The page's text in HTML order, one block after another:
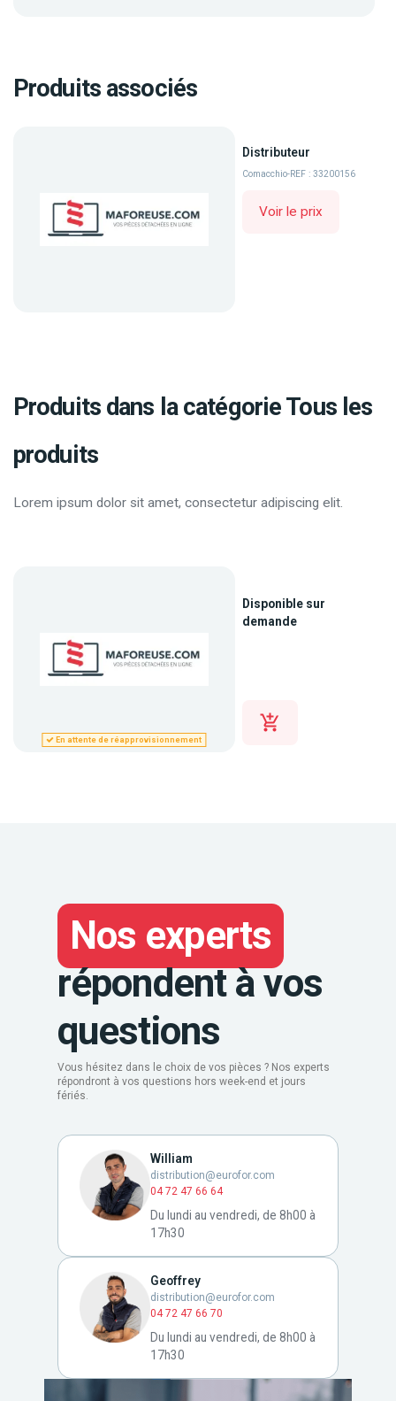
Produits associés
Distributeur
Comacchio-REF : 33200156
Voir le prix
Produits dans la catégorie Tous les
produits
Lorem ipsum dolor sit amet, consectetur adipiscing elit.
En attente de réapprovisionnement
Disponible sur
demande
Nos experts
répondent à vos
questions
Vous hésitez dans le choix de vos pièces ? Nos experts
répondront à vos questions hors week-end et jours
fériés.
William
distribution@eurofor.com
04 72 47 66 64
Du lundi au vendredi, de 8h00 à
17h30
Geoffrey
distribution@eurofor.com
04 72 47 66 70
Du lundi au vendredi, de 8h00 à
17h30